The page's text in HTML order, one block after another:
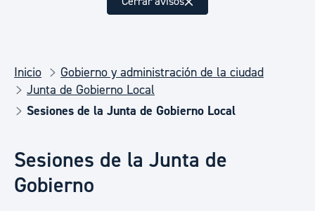
Inicio
Gobierno y administración de la ciudad
Junta de Gobierno Local
Sesiones de la Junta de Gobierno Local
Sesiones de la Junta de
Gobierno